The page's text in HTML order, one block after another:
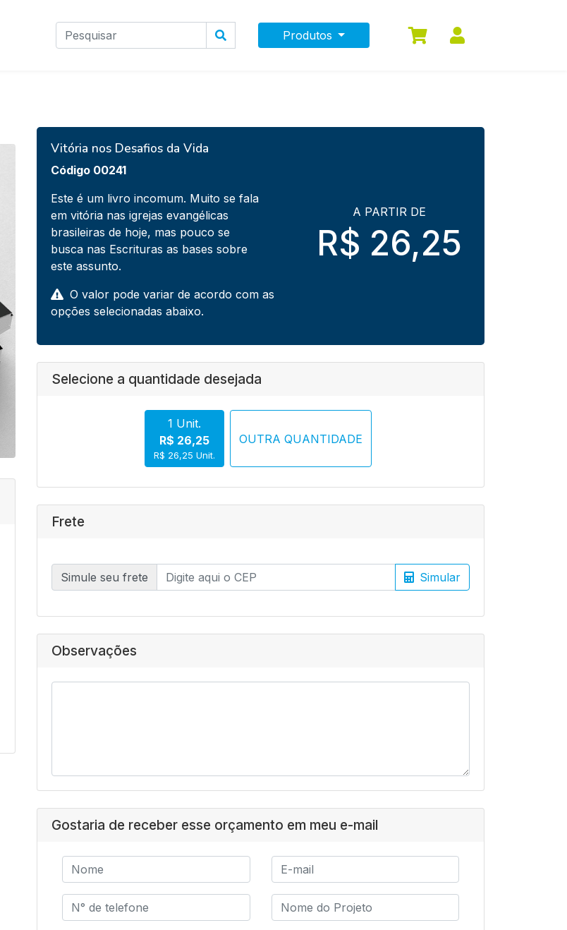
Produtos
Vitória nos Desafios da Vida
Código 00241
Este é um livro incomum. Muito se fala
em vitória nas igrejas evangélicas
brasileiras de hoje, mas pouco se
busca nas Escrituras as bases sobre
este assunto.
O valor pode variar de acordo com as
opções selecionadas abaixo.
A PARTIR DE
R$ 26,25
Selecione a quantidade desejada
1 Unit.
R$ 26,25
R$ 26,25 Unit.
OUTRA QUANTIDADE
Frete
Simule seu frete Simular
Observações
Gostaria de receber esse orçamento em meu e-mail